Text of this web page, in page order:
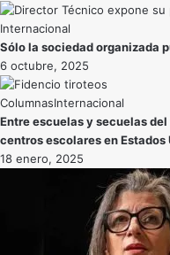
Internacional
Sólo la sociedad organizada
6 octubre, 2025
Internacional
Entre escuelas y secuelas
centros escolares en Estados
18 enero, 2025